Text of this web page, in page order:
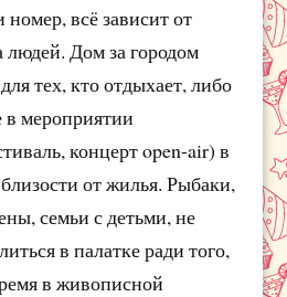
всё зависит от
людей. Дом за городом
тех, кто отдыхает, либо
в мероприятии
концерт open-air) в
от жилья. Рыбаки,
семьи с детьми, не
в палатке ради того,
в живописной